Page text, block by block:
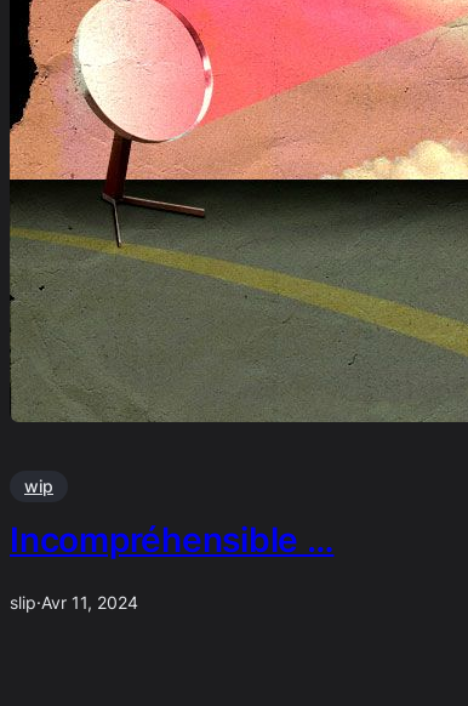
wip
Incompréhensible …
slip·Avr 11, 2024